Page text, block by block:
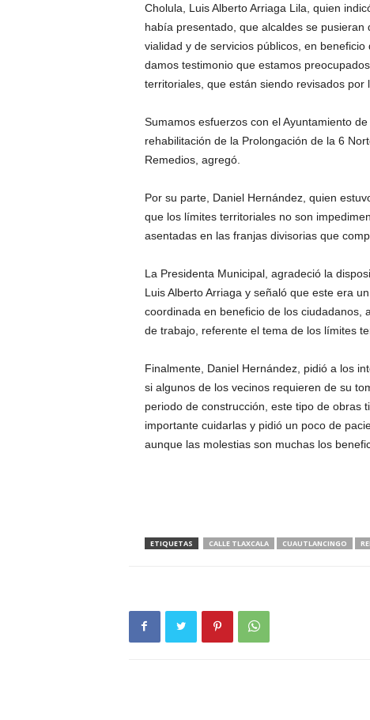
Cholula, Luis Alberto Arriaga Lila, quien
había presentado, que alcaldes se
vialidad y de servicios públicos, en
damos testimonio que estamos
territoriales, que están siendo revisados por
Sumamos esfuerzos con el Ayuntamiento
rehabilitación de la Prolongación de la 6
Remedios, agregó.
Por su parte, Daniel Hernández, quien
que los límites territoriales no son
asentadas en las franjas divisorias que
La Presidenta Municipal, agradeció la
Luis Alberto Arriaga y señaló que este era
coordinada en beneficio de los ciudadanos,
de trabajo, referente el tema de los límites
Finalmente, Daniel Hernández, pidió a los
si algunos de los vecinos requieren de su
periodo de construcción, este tipo de obras
importante cuidarlas y pidió un poco de
aunque las molestias son muchas los
ETIQUETAS CALLE TLAXCALA CUAUTLANCINGO